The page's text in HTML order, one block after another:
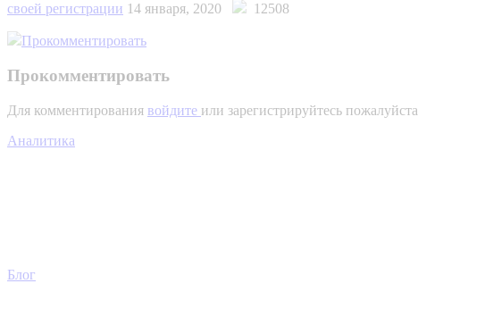
своей регистрации 14 января, 2020 12508
Прокомментировать
Прокомментировать
Для комментирования войдите или зарегистрируйтесь пожалуйста
Аналитика
Блог